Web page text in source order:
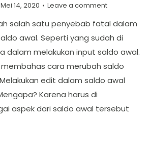
Mei 14, 2020 Leave a comment
salah satu penyebab fatal dalam
awal. Seperti yang sudah di
dalam melakukan input saldo awal.
membahas cara merubah saldo
edit dalam saldo awal
Karena harus di
aspek dari saldo awal tersebut